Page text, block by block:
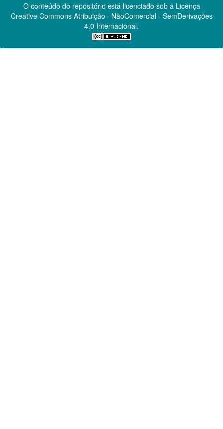
O conteúdo do repositório está licenciado sob a Licença
Creative CommonsAtribuição - NãoComercial - SemDerivações
4.0 Internacional.